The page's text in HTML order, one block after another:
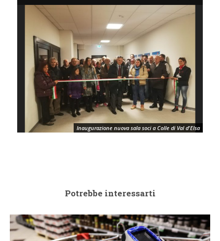
Inaugurazione nuova sala soci a Colle di Val d'Elsa
Potrebbe interessarti